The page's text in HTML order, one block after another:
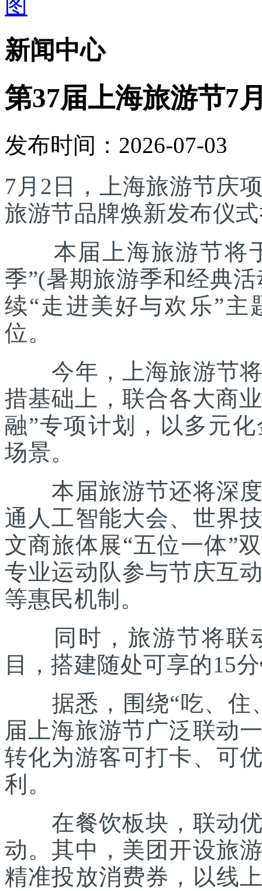
新闻中心
第37届上海旅游节7
发布时间：2026-07-03
7月2日，上海旅游节庆
旅游节品牌焕新发布仪
本届上海旅游节将于
季”(暑期旅游季和经典
续“走进美好与欢乐”主
位。
今年，上海旅游节将
措基础上，联合各大商
融”专项计划，以多元
场景。
本届旅游节还将深度
通人工智能大会、世界
文商旅体展“五位一体”
专业运动队参与节庆互
等惠民机制。
同时，旅游节将联
目，搭建随处可享的15
据悉，围绕“吃、住
届上海旅游节广泛联动
转化为游客可打卡、可
利。
在餐饮板块，联动优
动。其中，美团开设旅
精准投放消费券，以线